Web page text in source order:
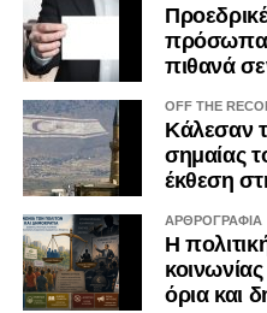
Και εμείς οφείλουμε να
τους.
Όχι από μίσος.
Αλλά από χρέος.
πρόσωπα,
πιθανά
OFF THE
Κάλεσαν
σημαίας
έκθεση
ΑΡΘΡΟΓΡΑΦΙΑ
Η
όρια και